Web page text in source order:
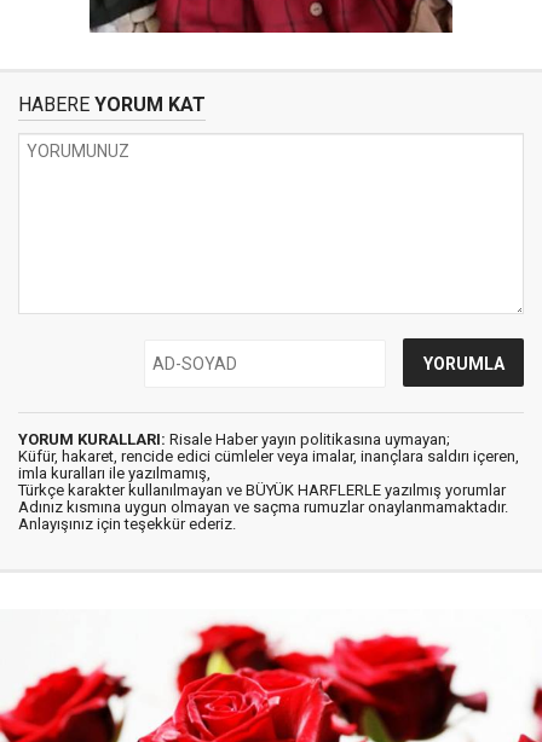
HABERE YORUM KAT
YORUM KURALLARI: Risale Haber yayın politikasına uymayan;
Küfür, hakaret, rencide edici cümleler veya imalar, inançlara saldırı içeren,
imla kuralları ile yazılmamış,
Türkçe karakter kullanılmayan ve BÜYÜK HARFLERLE yazılmış yorumlar
Adınız kısmına uygun olmayan ve saçma rumuzlar onaylanmamaktadır.
Anlayışınız için teşekkür ederiz.